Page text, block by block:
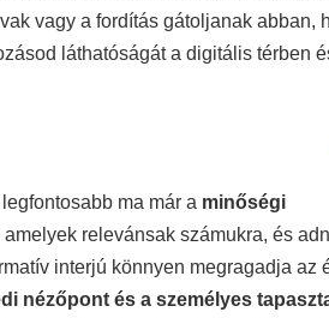
vagy a fordítás gátoljanak abban,
láthatóságát a digitális térben
ma már a minőségi
relevánsak számukra, és
interjú könnyen megragadja
nézőpont és a személyes